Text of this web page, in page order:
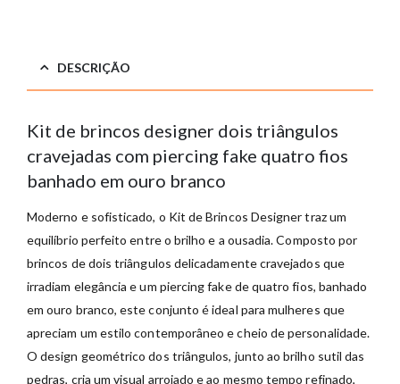
DESCRIÇÃO
Kit de brincos designer dois triângulos
cravejadas com piercing fake quatro fios
banhado em ouro branco
Moderno e sofisticado, o Kit de Brincos Designer traz um
equilíbrio perfeito entre o brilho e a ousadia. Composto por
brincos de dois triângulos delicadamente cravejados que
irradiam elegância e um piercing fake de quatro fios, banhado
em ouro branco, este conjunto é ideal para mulheres que
apreciam um estilo contemporâneo e cheio de personalidade.
O design geométrico dos triângulos, junto ao brilho sutil das
pedras, cria um visual arrojado e ao mesmo tempo refinado,